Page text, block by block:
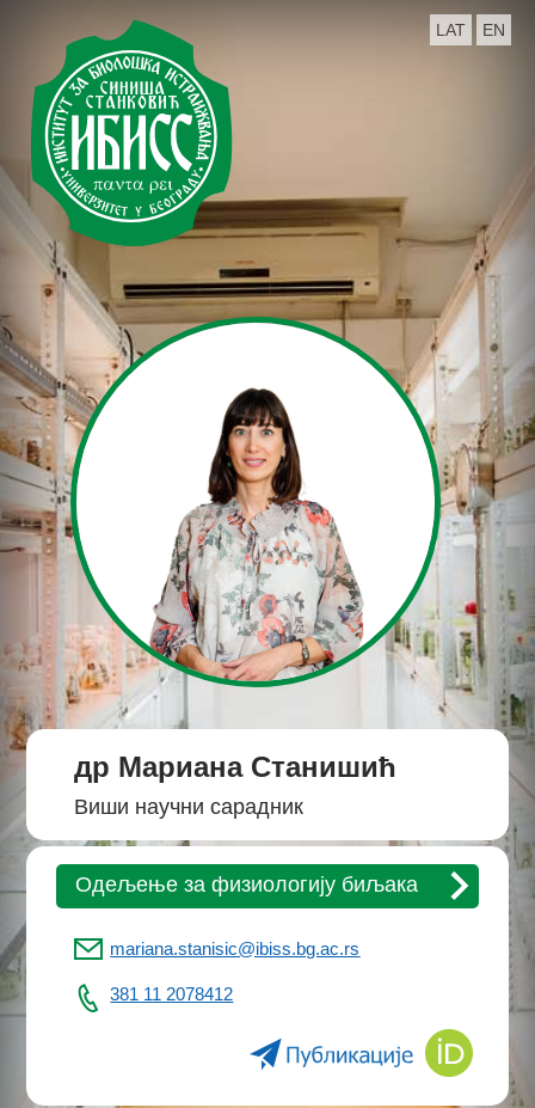
LAT EN
др Мариана Станишић
Виши научни сарадник
Одељење за физиологију биљака
mariana.stanisic@ibiss.bg.ac.rs
381 11 2078412